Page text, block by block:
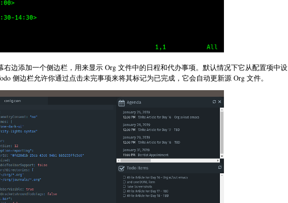
右边添加一个侧边栏，用来显示 Org 文件中的日程和代办事项。默认情况下它从配置项中设
侧边栏允许你通过点击未完事项来将其标记为已完成，它会自动更新源 Org 文件。